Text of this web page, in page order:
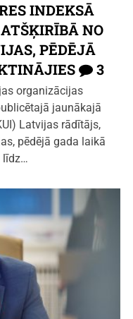
INDEKSĀ
NO
PĒDĒJĀ
3
organizācijas
jaunākajā
Latvijas rādītājs,
pēdējā gada laikā
līdz…